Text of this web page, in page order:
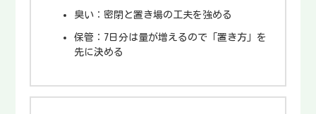
臭い：密閉と置き場の工夫を強める
保管：7日分は量が増えるので「置き方」を
先に決める